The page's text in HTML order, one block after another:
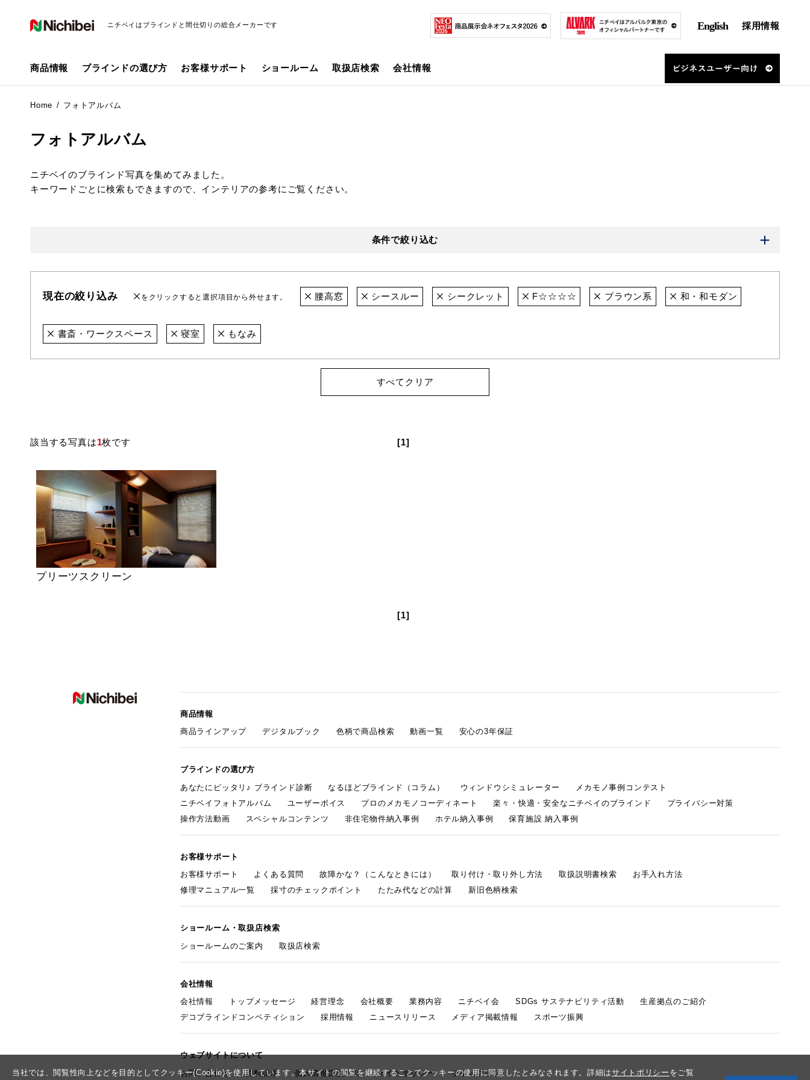
当社では、閲覧性向上などを目的としてクッキー(Cookie)を使用しています。本サイトの閲覧を継続することでクッキーの使用に同意したとみなされます。詳細はサイトポリシー をご覧
ニチベイはブラインドと間仕切りの総合メーカーです English 採用情報
商品情報 ブラインドの選び方 お客様サポート ショールーム 取扱店検索 会社情報
Home フォトアルバム
フォトアルバム
ニチベイのブラインド写真を集めてみました。
キーワードごとに検索もできますので、インテリアの参考にご覧ください。
条件で絞り込む
現在の絞り込み をクリックすると選択項目から外せます。 腰高窓 シースルー シークレット F☆☆☆☆ ブラウン系 和・和モダン
書斎・ワークスペース 寝室 もなみ
すべてクリア
該当する写真は1枚です [1]
プリーツスクリーン
[1]
商品情報
商品ラインアップ
デジタルブック 色柄で商品検索 動画一覧 安心の3年保証
ブラインドの選び方
あなたにピッタリ♪ ブラインド診断
なるほどブラインド（コラム） ウィンドウシミュレーター
メカモノ事例コンテスト
ニチベイフォトアルバム
ユーザーボイス プロのメカモノコーディネート 楽々・快適・安全なニチベイのブラインド
プライバシー対策
操作方法動画
スペシャルコンテンツ 非住宅物件納入事例 ホテル納入事例 保育施設 納入事例
お客様サポート
お客様サポート
よくある質問 故障かな？（こんなときには） 取り付け・取り外し方法 取扱説明書検索
お手入れ方法
修理マニュアル一覧
採寸のチェックポイント たたみ代などの計算 新旧色柄検索
ショールーム・取扱店検索
ショールームのご案内
取扱店検索
会社情報
会社情報
トップメッセージ 経営理念 会社概要 業務内容 ニチベイ会 SDGs サステナビリティ活動
生産拠点のご紹介
デコブラインドコンペティション
採用情報 ニュースリリース メディア掲載情報 スポーツ振興
ウェブサイトについて
お問い合わせ
資料請求 個人情報保護方針 サイトポリシー サイトマップ